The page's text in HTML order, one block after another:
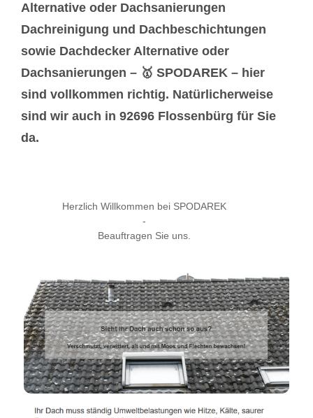
Alternative oder Dachsanierungen
Dachreinigung und Dachbeschichtungen
sowie Dachdecker Alternative oder
Dachsanierungen – 🥇 SPODAREK – hier
sind vollkommen richtig. Natürlicherweise
sind wir auch in 92696 Flossenbürg für Sie
da.
Herzlich Willkommen bei SPODAREK
-
Beauftragen Sie uns.